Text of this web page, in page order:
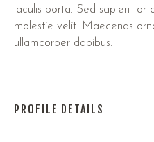
iaculis porta. Sed sapien
molestie velit. Maecenas
ullamcorper dapibus.
PROFILE DETAILS